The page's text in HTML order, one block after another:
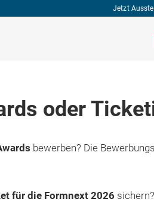
Jetzt
oder
bewerben? Die
für die Formnext 2026